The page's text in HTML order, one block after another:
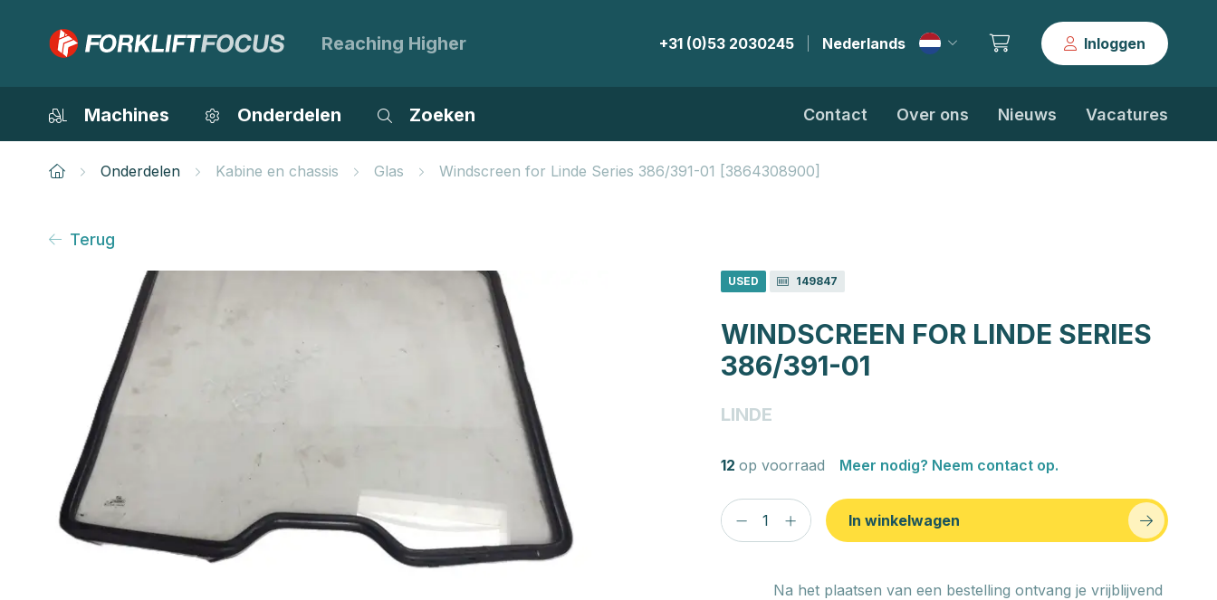
Reaching Higher +31 (0)53 2030245 | Nederlands Inloggen
Machines Onderdelen Zoeken Contact Over ons Nieuws Vacatures
Onderdelen Kabine en chassis Glas Windscreen for Linde Series 386/391-01 [3864308900]
Terug
USED 149847
WINDSCREEN FOR LINDE SERIES
386/391-01
LINDE
12 op voorraad Meer nodig? Neem contact op.
In winkelwagen
Na het plaatsen van een bestelling ontvang je vrijblijvend